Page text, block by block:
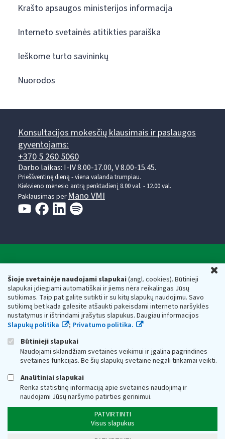
Šioje svetainėje naudojami slapukai(angl. cookies). Būtinieji
slapukai įdiegiami automatiškai ir jiems nėra reikalingas Jūsų
sutikimas. Taip pat galite sutikti ir su kitų slapukų naudojimu. Savo
sutikimą bet kada galėsite atšaukti pakeisdami interneto naršyklės
nustatymus ir ištrindami įrašytus slapukus. Daugiau informacijos
Slapukų politika
; Privatumo politika.
Būtinieji slapukai
Naudojami sklandžiam svetainės veikimui ir įgalina pagrindines
svetainės funkcijas. Be šių slapukų svetainė negali tinkamai veikti.
Analitiniai slapukai
Renka statistinę informaciją apie svetainės naudojimą ir
naudojami Jūsų naršymo patirties gerinimui.
PATVIRTINTI
Visus slapukus
Krašto apsaugos ministerijos informacija
Interneto svetainės atitikties paraiška
Ieškome turto savininkų
Nuorodos
Konsultacijos mokesčių klausimais ir paslaugos
gyventojams:
+370 5 260 5060
Darbo laikas: I-IV 8.00-17.00, V 8.00-15.45.
Prieššventinę dieną - viena valanda trumpiau.
Kiekvieno mėnesio antrą penktadienį 8.00 val. - 12.00 val.
Paklausimas per Mano VMI
Respublikos finansų ministerijos
Biudžetinė įstaiga. Juridinio asmens kodas — 188659752,
adresas: Vasario 16-osios g. 14, 01107 Vilnius, Lietuva, el.paštas:
vmi@vmi.lt, E. pristatymo dėžutės adresas 188659752
Duomenys apie Valstybinę mokesčių inspekciją prie Lietuvos
Respublikos finansų ministerijos kaupiami ir saugomi Juridinių